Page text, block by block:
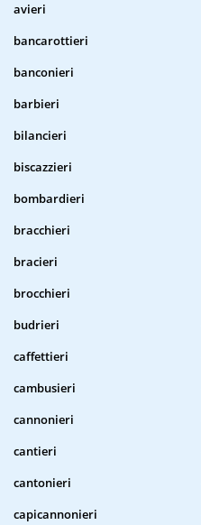
avieri
bancarottieri
banconieri
barbieri
bilancieri
biscazzieri
bombardieri
bracchieri
bracieri
brocchieri
budrieri
caffettieri
cambusieri
cannonieri
cantieri
cantonieri
capicannonieri